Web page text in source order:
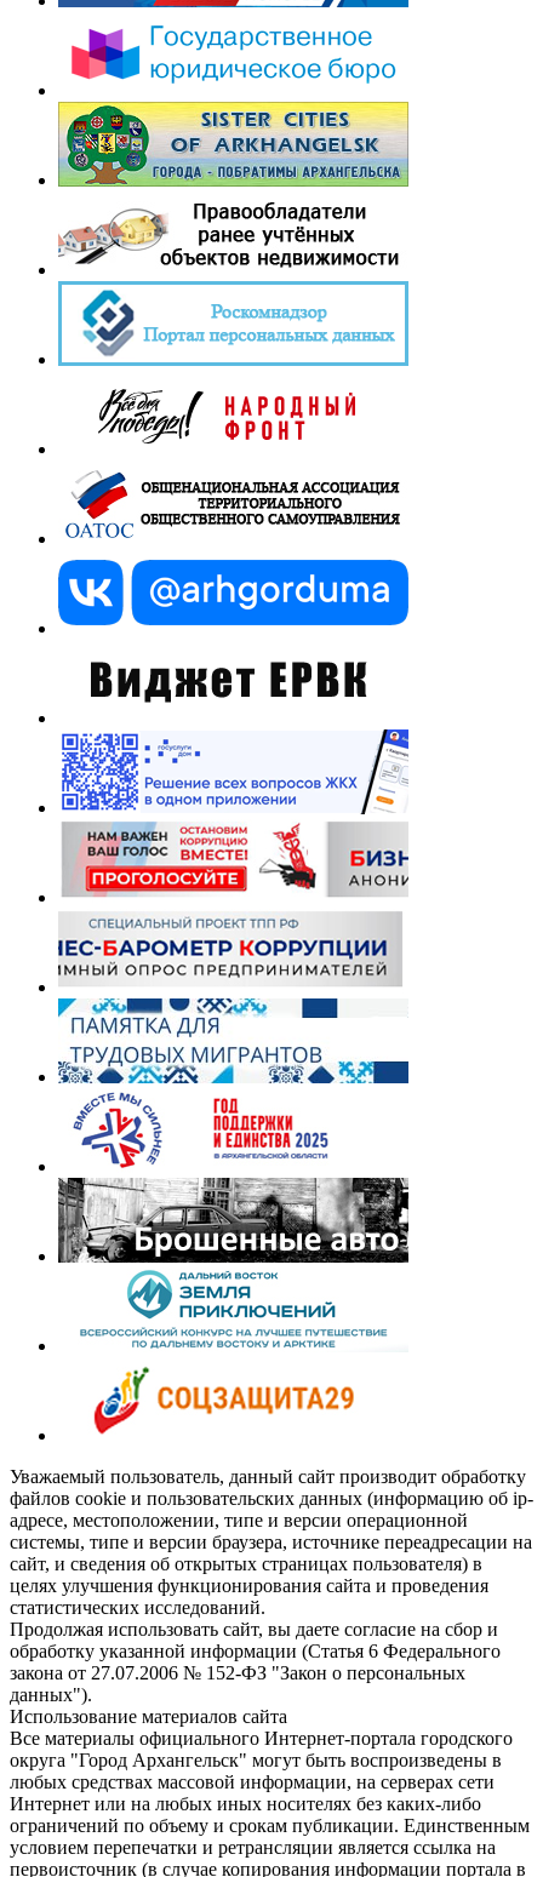
Уважаемый пользователь, данный сайт производит обработку
файлов cookie и пользовательских данных (информацию об ip-
адресе, местоположении, типе и версии операционной
системы, типе и версии браузера, источнике переадресации на
сайт, и сведения об открытых страницах пользователя) в
целях улучшения функционирования сайта и проведения
статистических исследований.
Продолжая использовать сайт, вы даете согласие на сбор и
обработку указанной информации (Статья 6 Федерального
закона от 27.07.2006 № 152-ФЗ "Закон о персональных
данных").
Использование материалов сайта
Все материалы официального Интернет-портала городского
округа "Город Архангельск" могут быть воспроизведены в
любых средствах массовой информации, на серверах сети
Интернет или на любых иных носителях без каких-либо
ограничений по объему и срокам публикации. Единственным
условием перепечатки и ретрансляции является ссылка на
первоисточник (в случае копирования информации портала в